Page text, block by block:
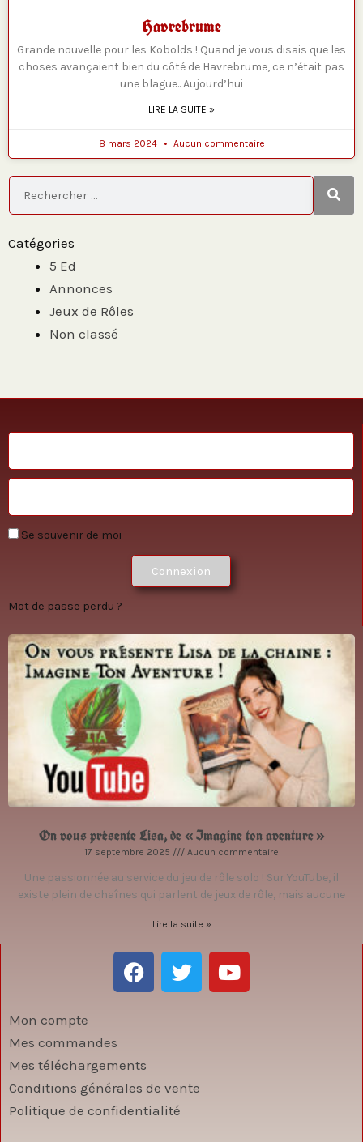
Havrebrume
Grande nouvelle pour les Kobolds ! Quand je vous disais que les
choses avançaient bien du côté de Havrebrume, ce n’était pas
une blague.. Aujourd’hui
LIRE LA SUITE »
8 mars 2024 Aucun commentaire
Catégories
5 Ed
Annonces
Jeux de Rôles
Non classé
Se souvenir de moi
Connexion
Mot de passe perdu ?
On vous présente Lisa, de « Imagine ton aventure »
17 septembre 2025 Aucun commentaire
Une passionnée au service du jeu de rôle solo ! Sur YouTube, il
existe plein de chaînes qui parlent de jeux de rôle, mais aucune
Lire la suite »
F
a
o
o
k
T
w
r
Y
o
Mon compte
Mes commandes
Mes téléchargements
Conditions générales de vente
Politique de confidentialité